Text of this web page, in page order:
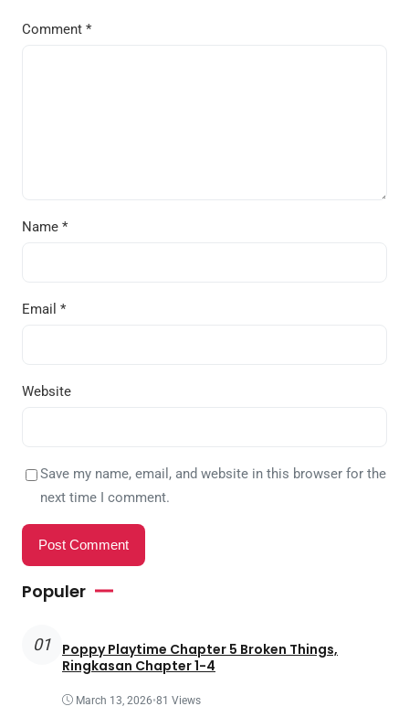
Comment *
Name *
Email *
Website
Save my name, email, and website in this browser for the
next time I comment.
Populer
01
Poppy Playtime Chapter 5 Broken Things,
Ringkasan Chapter 1-4
March 13, 2026•81 Views